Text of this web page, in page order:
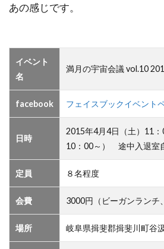
あの感じです。
イベント
名
満月の宇宙会議 vol.10
facebook フェイスブックイベント
日時
2015年4月4日（土）11
10：00～） 途中入退室
定員 ８名程度
会費 3000円（ビーガンランチ
場所 岐阜県揖斐郡揖斐川町